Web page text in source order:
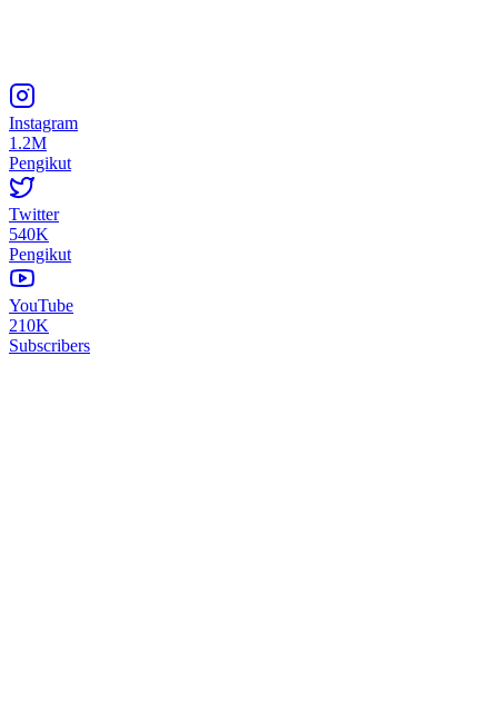
Instagram
1.2M
Pengikut
Twitter
540K
Pengikut
YouTube
210K
Subscribers